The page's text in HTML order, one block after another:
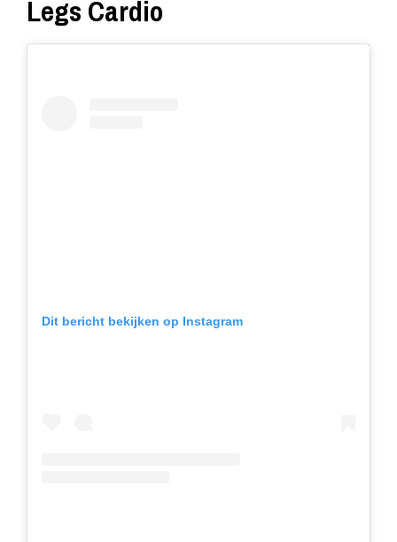
Legs Cardio
Dit bericht bekijken op Instagram